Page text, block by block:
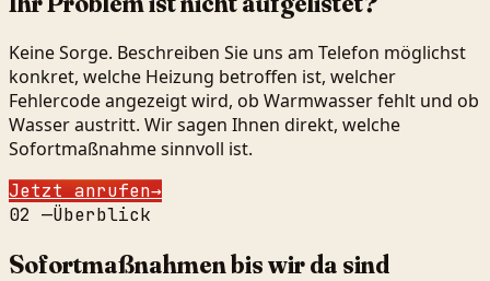
Keine Sorge. Beschreiben Sie uns am Telefon möglichst
konkret, welche Heizung betroffen ist, welcher
Fehlercode angezeigt wird, ob Warmwasser fehlt und ob
Wasser austritt. Wir sagen Ihnen direkt, welche
Sofortmaßnahme sinnvoll ist.
Jetzt anrufen→
02 —Überblick
Sofortmaßnahmen bis wir da sind